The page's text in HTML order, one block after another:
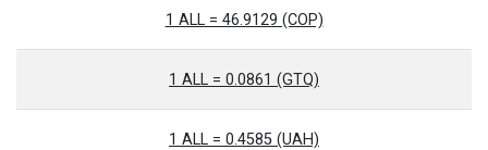
1 ALL = 46.9129 (COP)
1 ALL = 0.0861 (GTQ)
1 ALL = 0.4585 (UAH)